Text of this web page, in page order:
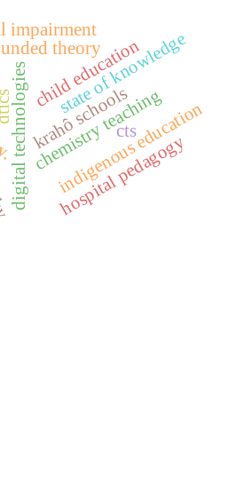
indigenous education
krahô schools
state of knowledge
digital technologieschild education
chemistry teaching
cts
theory
hospital pedagogy
impairment